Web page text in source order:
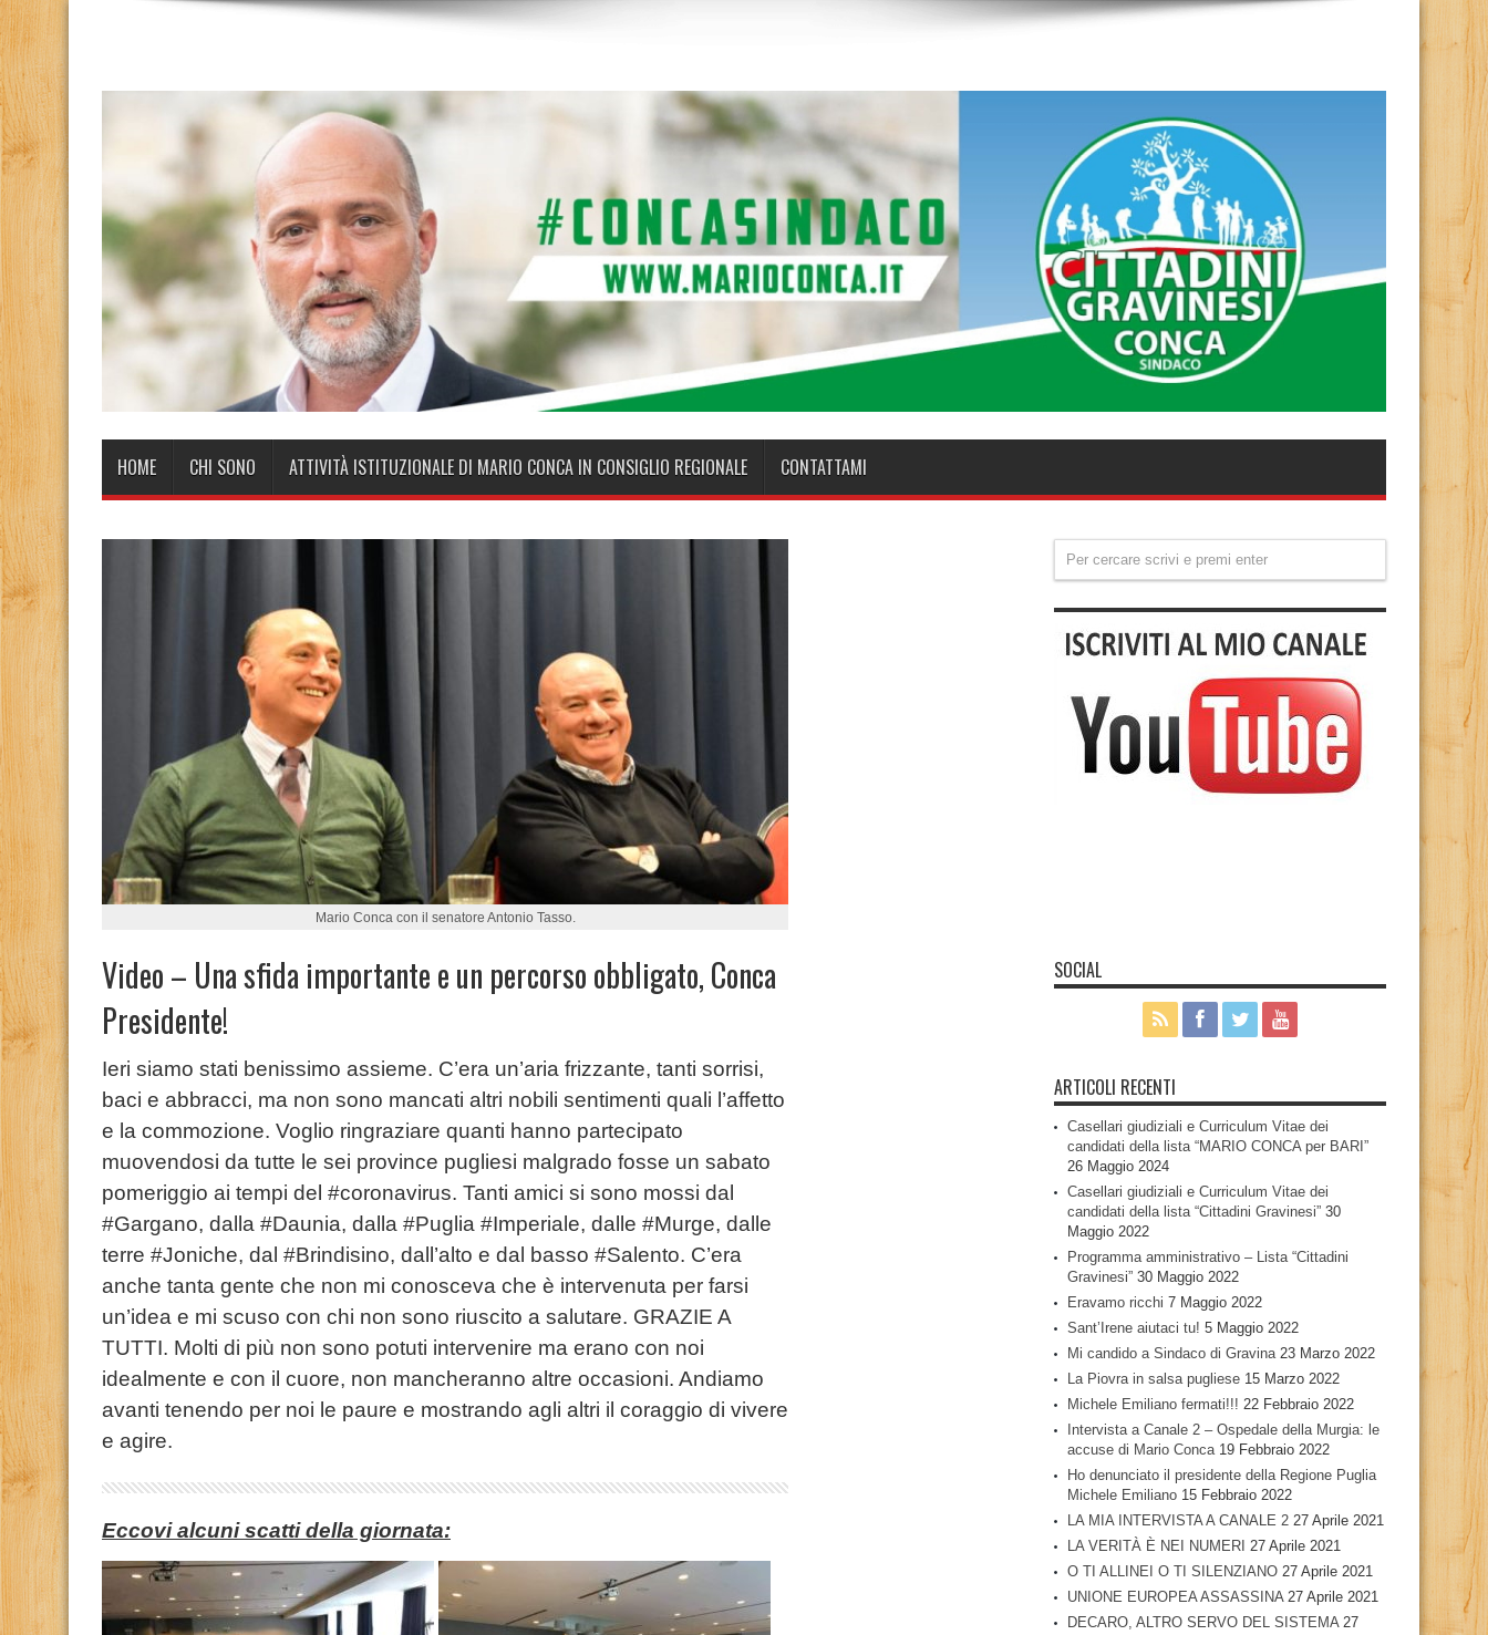
HOME CHI SONO ATTIVITÀ ISTITUZIONALE DI MARIO CONCA IN CONSIGLIO REGIONALE CONTATTAMI
Mario Conca con il senatore Antonio Tasso.
Video – Una sfida importante e un percorso obbligato, Conca
Presidente!
Ieri siamo stati benissimo assieme. C’era un’aria frizzante, tanti sorrisi,
baci e abbracci, ma non sono mancati altri nobili sentimenti quali l’affetto
e la commozione. Voglio ringraziare quanti hanno partecipato
muovendosi da tutte le sei province pugliesi malgrado fosse un sabato
pomeriggio ai tempi del #coronavirus. Tanti amici si sono mossi dal
#Gargano, dalla #Daunia, dalla #Puglia #Imperiale, dalle #Murge, dalle
terre #Joniche, dal #Brindisino, dall’alto e dal basso #Salento. C’era
anche tanta gente che non mi conosceva che è intervenuta per farsi
un’idea e mi scuso con chi non sono riuscito a salutare. GRAZIE A
TUTTI. Molti di più non sono potuti intervenire ma erano con noi
idealmente e con il cuore, non mancheranno altre occasioni. Andiamo
avanti tenendo per noi le paure e mostrando agli altri il coraggio di vivere
e agire.
Eccovi alcuni scatti della giornata:
SOCIAL
ARTICOLI RECENTI
Casellari giudiziali e Curriculum Vitae dei
candidati della lista “MARIO CONCA per BARI”
26 Maggio 2024
Casellari giudiziali e Curriculum Vitae dei
candidati della lista “Cittadini Gravinesi” 30
Maggio 2022
Programma amministrativo – Lista “Cittadini
Gravinesi” 30 Maggio 2022
Eravamo ricchi 7 Maggio 2022
Sant’Irene aiutaci tu! 5 Maggio 2022
Mi candido a Sindaco di Gravina 23 Marzo 2022
La Piovra in salsa pugliese 15 Marzo 2022
Michele Emiliano fermati!!! 22 Febbraio 2022
Intervista a Canale 2 – Ospedale della Murgia: le
accuse di Mario Conca 19 Febbraio 2022
Ho denunciato il presidente della Regione Puglia
Michele Emiliano 15 Febbraio 2022
LA MIA INTERVISTA A CANALE 2 27 Aprile 2021
LA VERITÀ È NEI NUMERI 27 Aprile 2021
O TI ALLINEI O TI SILENZIANO 27 Aprile 2021
UNIONE EUROPEA ASSASSINA 27 Aprile 2021
DECARO, ALTRO SERVO DEL SISTEMA 27